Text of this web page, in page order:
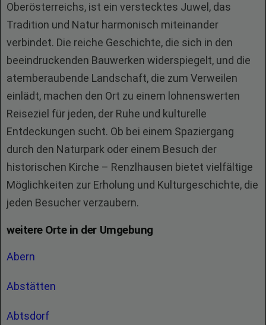
Oberösterreichs, ist ein verstecktes Juwel, das
Tradition und Natur harmonisch miteinander
verbindet. Die reiche Geschichte, die sich in den
beeindruckenden Bauwerken widerspiegelt, und die
atemberaubende Landschaft, die zum Verweilen
einlädt, machen den Ort zu einem lohnenswerten
Reiseziel für jeden, der Ruhe und kulturelle
Entdeckungen sucht. Ob bei einem Spaziergang
durch den Naturpark oder einem Besuch der
historischen Kirche – Renzlhausen bietet vielfältige
Möglichkeiten zur Erholung und Kulturgeschichte, die
jeden Besucher verzaubern.
weitere Orte in der Umgebung
Abern
Abstätten
Abtsdorf